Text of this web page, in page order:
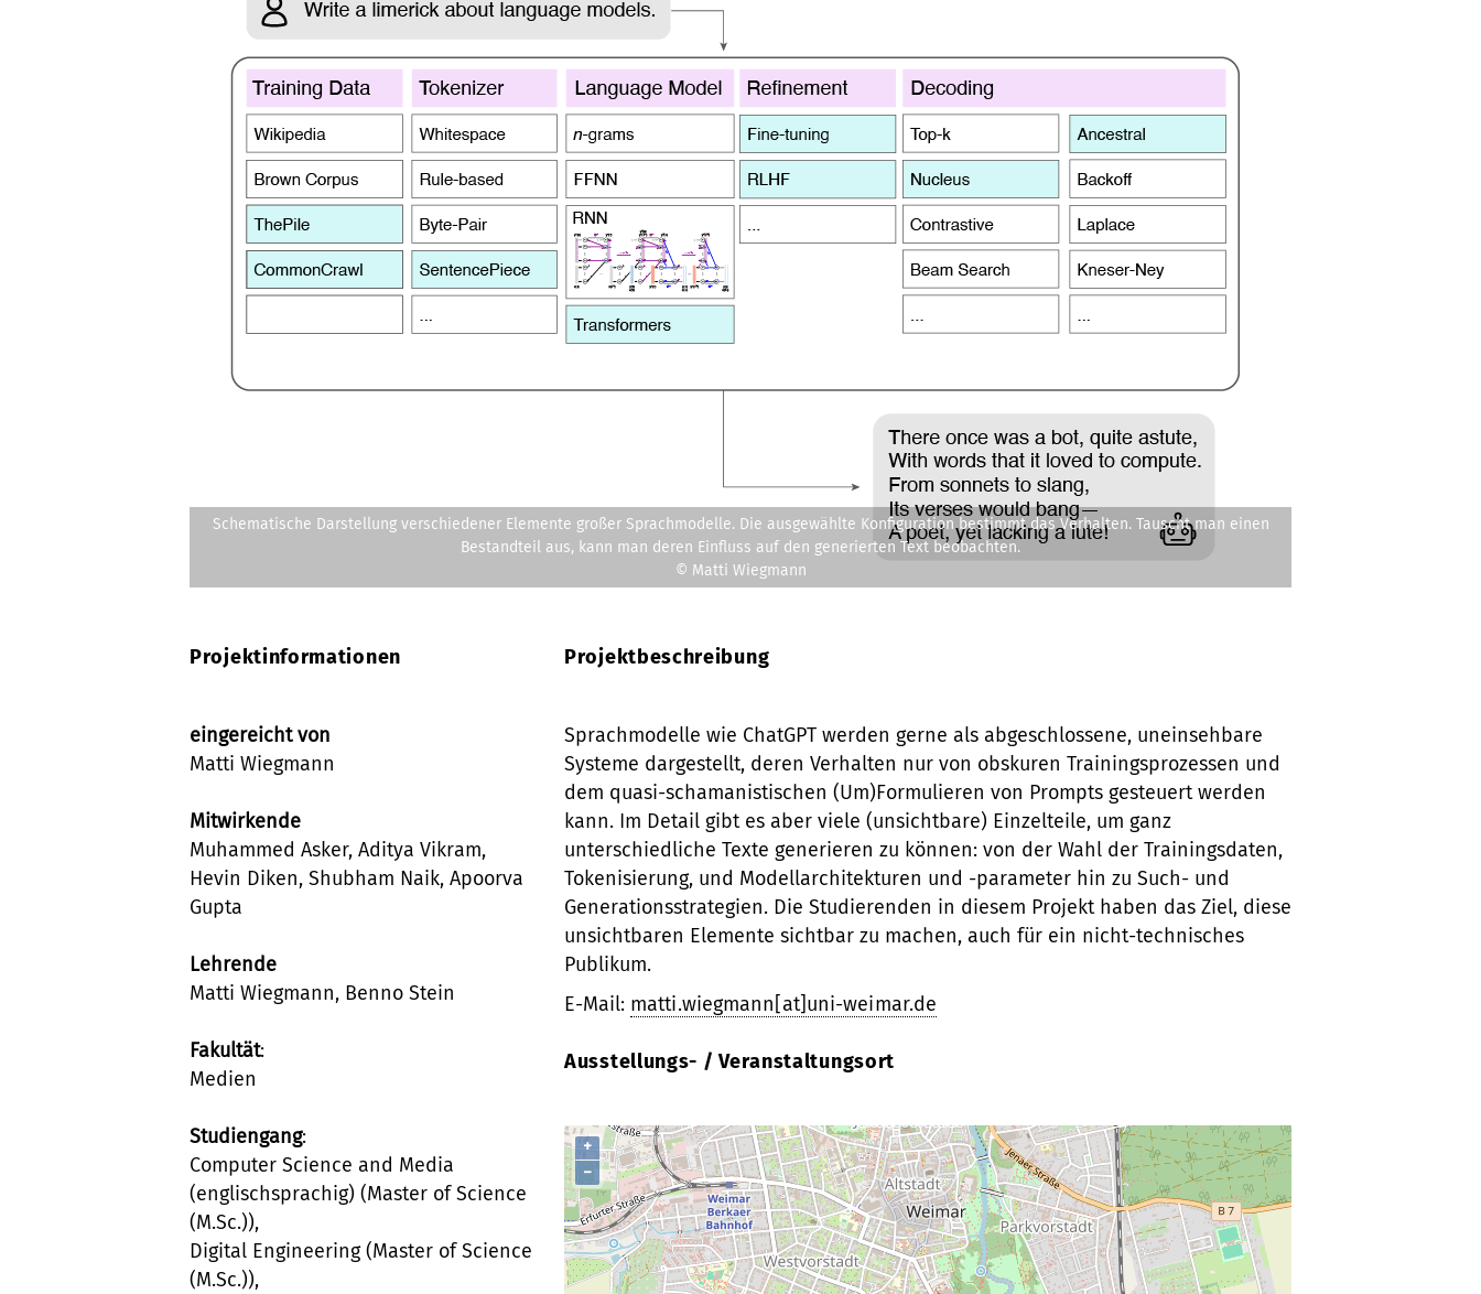
Schematische Darstellung verschiedener Elemente großer Sprachmodelle. Die ausgewählte Konfiguration bestimmt das Verhalten. Tauscht man einen
Bestandteil aus, kann man deren Einfluss auf den generierten Text beobachten.
© Matti Wiegmann
Projektinformationen
eingereicht von
Matti Wiegmann
Mitwirkende
Muhammed Asker, Aditya Vikram,
Hevin Diken, Shubham Naik, Apoorva
Gupta
Lehrende
Matti Wiegmann, Benno Stein
Fakultät:
Medien
Studiengang:
Computer Science and Media
(englischsprachig) (Master of Science
(M.Sc.)),
Digital Engineering (Master of Science
(M.Sc.)),
Projektbeschreibung
Sprachmodelle wie ChatGPT werden gerne als abgeschlossene, uneinsehbare
Systeme dargestellt, deren Verhalten nur von obskuren Trainingsprozessen und
dem quasi-schamanistischen (Um)Formulieren von Prompts gesteuert werden
kann. Im Detail gibt es aber viele (unsichtbare) Einzelteile, um ganz
unterschiedliche Texte generieren zu können: von der Wahl der Trainingsdaten,
Tokenisierung, und Modellarchitekturen und -parameter hin zu Such- und
Generationsstrategien. Die Studierenden in diesem Projekt haben das Ziel, diese
unsichtbaren Elemente sichtbar zu machen, auch für ein nicht-technisches
Publikum.
E-Mail: matti.wiegmann[at]uni-weimar.de
Ausstellungs- / Veranstaltungsort
+
−